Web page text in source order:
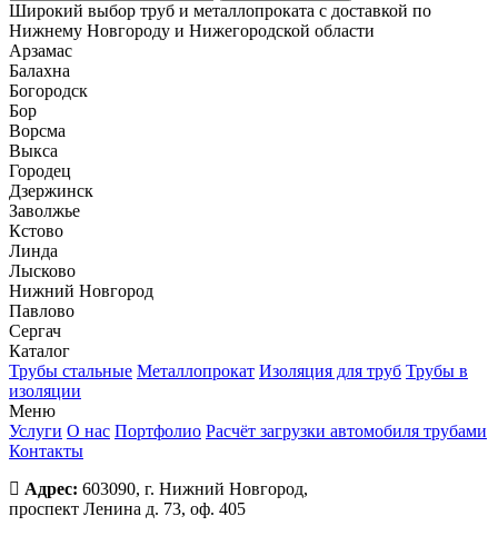
Широкий выбор труб и металлопроката с доставкой по
Нижнему Новгороду и Нижегородской области
Арзамас
Балахна
Богородск
Бор
Ворсма
Выкса
Городец
Дзержинск
Заволжье
Кстово
Линда
Лысково
Нижний Новгород
Павлово
Сергач
Каталог
Трубы стальные Металлопрокат Изоляция для труб Трубы в
изоляции
Меню
Услуги О нас Портфолио Расчёт загрузки автомобиля трубами
Контакты
Адрес: 603090, г. Нижний Новгород,
проспект Ленина д. 73, оф. 405